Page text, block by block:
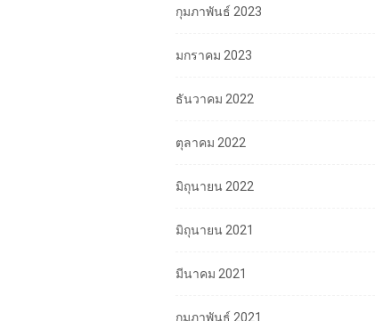
กุมภาพันธ์ 2023
มกราคม 2023
ธันวาคม 2022
ตุลาคม 2022
มิถุนายน 2022
มิถุนายน 2021
มีนาคม 2021
กุมภาพันธ์ 2021